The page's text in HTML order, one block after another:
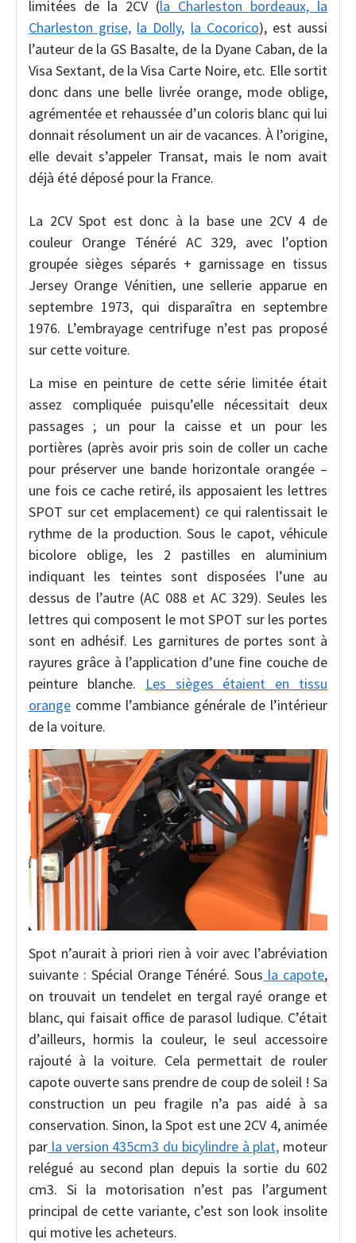
limitées de la 2CV (la Charleston bordeaux, la
Charleston grise, la Dolly, la Cocorico), est aussi
l’auteur de la GS Basalte, de la Dyane Caban, de la
Visa Sextant, de la Visa Carte Noire, etc. Elle sortit
donc dans une belle livrée orange, mode oblige,
agrémentée et rehaussée d’un coloris blanc qui lui
donnait résolument un air de vacances. À l’origine,
elle devait s’appeler Transat, mais le nom avait
déjà été déposé pour la France.
La 2CV Spot est donc à la base une 2CV 4 de
couleur Orange Ténéré AC 329, avec l’option
groupée sièges séparés + garnissage en tissus
Jersey Orange Vénitien, une sellerie apparue en
septembre 1973, qui disparaîtra en septembre
1976. L’embrayage centrifuge n’est pas proposé
sur cette voiture.
La mise en peinture de cette série limitée était
assez compliquée puisqu’elle nécessitait deux
passages ; un pour la caisse et un pour les
portières (après avoir pris soin de coller un cache
pour préserver une bande horizontale orangée –
une fois ce cache retiré, ils apposaient les lettres
SPOT sur cet emplacement) ce qui ralentissait le
rythme de la production. Sous le capot, véhicule
bicolore oblige, les 2 pastilles en aluminium
indiquant les teintes sont disposées l’une au
dessus de l’autre (AC 088 et AC 329). Seules les
lettres qui composent le mot SPOT sur les portes
sont en adhésif. Les garnitures de portes sont à
rayures grâce à l’application d’une fine couche de
peinture blanche.
Les sièges étaient en tissu
orange comme l’ambiance générale de l’intérieur
de la voiture.
Spot n’aurait à priori rien à voir avec l’abréviation
suivante : Spécial Orange Ténéré. Sous la capote,
on trouvait un tendelet en tergal rayé orange et
blanc, qui faisait office de parasol ludique. C’était
d’ailleurs, hormis la couleur, le seul accessoire
rajouté à la voiture. Cela permettait de rouler
capote ouverte sans prendre de coup de soleil ! Sa
construction un peu fragile n’a pas aidé à sa
conservation. Sinon, la Spot est une 2CV 4, animée
par la version 435cm3 du bicylindre à plat, moteur
relégué au second plan depuis la sortie du 602
cm3. Si la motorisation n’est pas l’argument
principal de cette variante, c’est son look insolite
qui motive les acheteurs.